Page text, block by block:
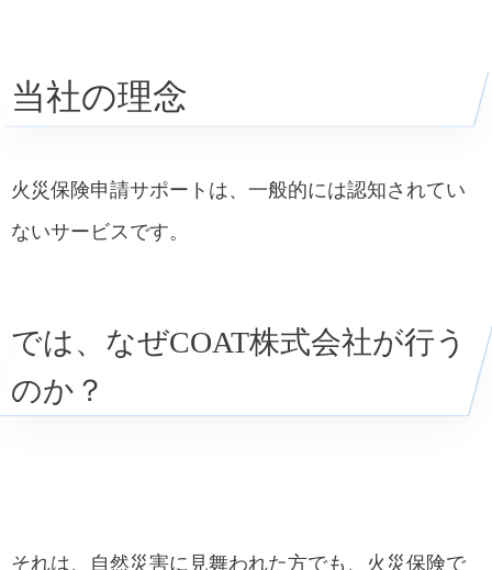
当社の理念
火災保険申請サポートは、一般的には認知されてい
ないサービスです。
では、なぜCOAT株式会社が行う
のか？
それは、自然災害に見舞われた方でも、火災保険で